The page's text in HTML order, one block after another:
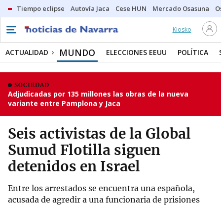
Tiempo eclipse Autovía Jaca Cese HUN Mercado Osasuna
Kiosko
ACTUALIDAD MUNDO ELECCIONES EEUU POLÍTICA
SOCIEDAD
Adjudicadas por 135 millones las obras de la nueva
variante entre Pamplona y Jaca
Seis activistas de la Global
Sumud Flotilla siguen
detenidos en Israel
Entre los arrestados se encuentra una española,
acusada de agredir a una funcionaria de prisiones